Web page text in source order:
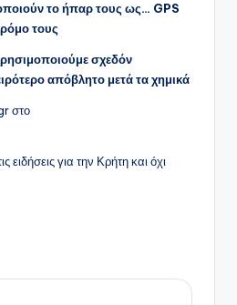
το ήπαρ τους ως… GPS
τους
σχεδόν
απόβλητο μετά τα χημικά
στο
ειδήσεις για την Κρήτη και όχι